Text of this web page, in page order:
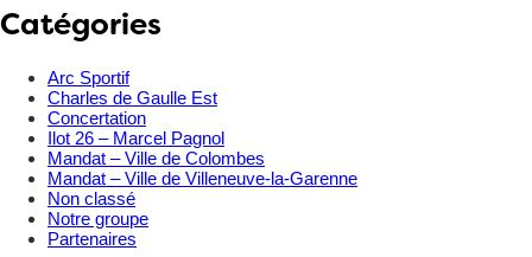
Catégories
Arc Sportif
Charles de Gaulle Est
Concertation
Ilot 26 – Marcel Pagnol
Mandat – Ville de Colombes
Mandat – Ville de Villeneuve-la-Garenne
Non classé
Notre groupe
Partenaires